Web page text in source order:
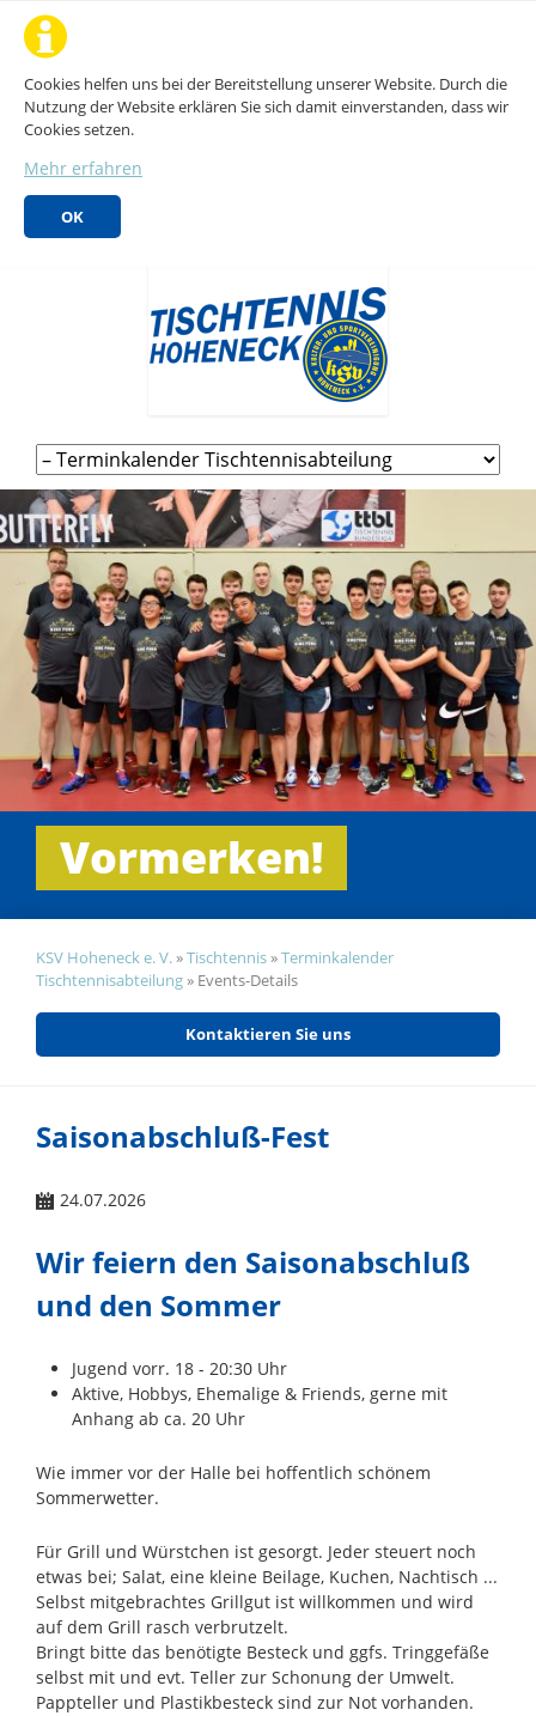
Cookies helfen uns bei der Bereitstellung unserer Website. Durch die
Nutzung der Website erklären Sie sich damit einverstanden, dass wir
Cookies setzen.
Mehr erfahren
OK
Navigation
überspringen
Vormerken!
KSV Hoheneck e. V.»Tischtennis»Terminkalender
Tischtennisabteilung» Events-Details
Kontaktieren Sie uns
Saisonabschluß-Fest
24.07.2026
Wir feiern den Saisonabschluß
und den Sommer
Jugend vorr. 18 - 20:30 Uhr
Aktive, Hobbys, Ehemalige & Friends, gerne mit
Anhang ab ca. 20 Uhr
Wie immer vor der Halle bei hoffentlich schönem
Sommerwetter.
Für Grill und Würstchen ist gesorgt. Jeder steuert noch
etwas bei; Salat, eine kleine Beilage, Kuchen, Nachtisch ...
Selbst mitgebrachtes Grillgut ist willkommen und wird
auf dem Grill rasch verbrutzelt.
Bringt bitte das benötigte Besteck und ggfs. Tringgefäße
selbst mit und evt. Teller zur Schonung der Umwelt.
Pappteller und Plastikbesteck sind zur Not vorhanden.